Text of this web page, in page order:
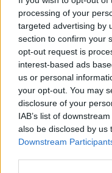
processing of your
targeted advertising by
section to confirm your
opt-out request is
interest-based ads
us or personal
your opt-out. You may
disclosure of your
IAB’s list of
also be disclosed by us
Downstream
Lactancia